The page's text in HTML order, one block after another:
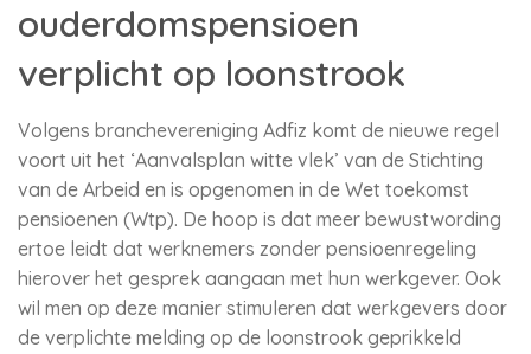
ouderdomspensioen
verplicht op loonstrook
Volgens branchevereniging Adfiz komt de nieuwe regel
voort uit het ‘Aanvalsplan witte vlek’ van de Stichting
van de Arbeid en is opgenomen in de Wet toekomst
pensioenen (Wtp). De hoop is dat meer bewustwording
ertoe leidt dat werknemers zonder pensioenregeling
hierover het gesprek aangaan met hun werkgever. Ook
wil men op deze manier stimuleren dat werkgevers door
de verplichte melding op de loonstrook geprikkeld